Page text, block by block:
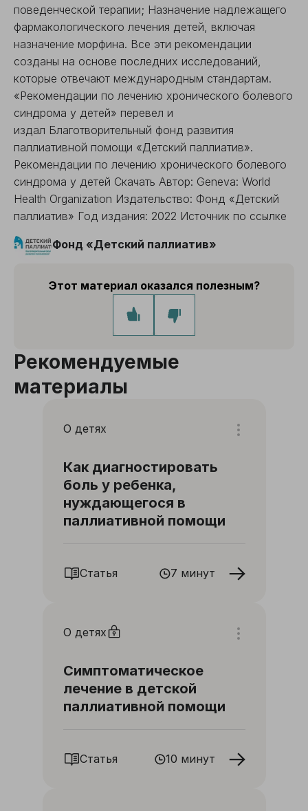
поведенческой терапии; Назначение надлежащего
фармакологического лечения детей, включая
назначение морфина. Все эти рекомендации
созданы на основе последних исследований,
которые отвечают международным стандартам.
«Рекомендации по лечению хронического болевого
синдрома у детей» перевел и
издал Благотворительный фонд развития
паллиативной помощи «Детский паллиатив».
Рекомендации по лечению хронического болевого
синдрома у детей Скачать Автор: Geneva: World
Health Organization Издательство: Фонд «Детский
паллиатив» Год издания: 2022 Источник по ссылке
Фонд «Детский паллиатив»
Этот материал оказался полезным?
Рекомендуемые
материалы
О детях
Как диагностировать
боль у ребенка,
нуждающегося в
паллиативной помощи
Статья 7 минут
О детях
Симптоматическое
лечение в детской
паллиативной помощи
Статья 10 минут